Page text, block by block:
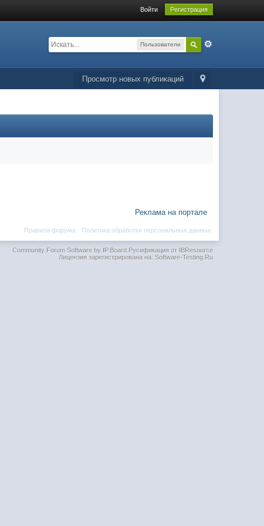
Войти Регистрация
Пользователи
Просмотр новых публикаций
Реклама на портале
Политика обработки персональных данных
Правила форума ·
Community Forum Software by IP.BoardРусификация от IBResource
Лицензия зарегистрирована на: Software-Testing.Ru